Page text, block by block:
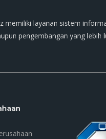
layanan sistem
pengembangan yang